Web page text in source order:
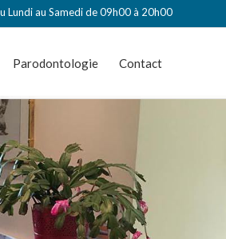
Lundi au Samedi de 09h00 à 20h00
Parodontologie Contact